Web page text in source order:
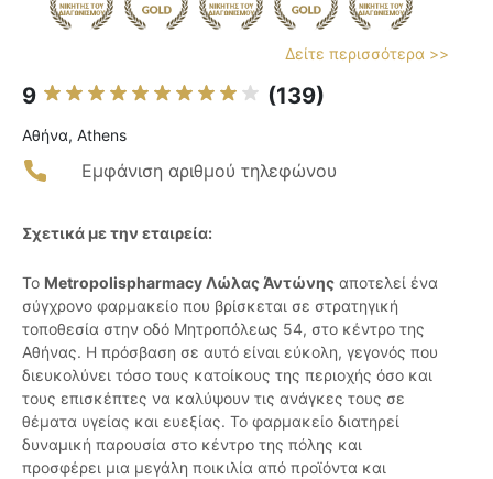
Δείτε περισσότερα >>
9 (139)
Αθήνα, Athens
Εμφάνιση αριθμού τηλεφώνου
Σχετικά με την εταιρεία:
Το Metropolispharmacy Λώλας Άντώνης αποτελεί ένα
σύγχρονο φαρμακείο που βρίσκεται σε στρατηγική
τοποθεσία στην οδό Μητροπόλεως 54, στο κέντρο της
Αθήνας. Η πρόσβαση σε αυτό είναι εύκολη, γεγονός που
διευκολύνει τόσο τους κατοίκους της περιοχής όσο και
τους επισκέπτες να καλύψουν τις ανάγκες τους σε
θέματα υγείας και ευεξίας. Το φαρμακείο διατηρεί
δυναμική παρουσία στο κέντρο της πόλης και
προσφέρει μια μεγάλη ποικιλία από προϊόντα και